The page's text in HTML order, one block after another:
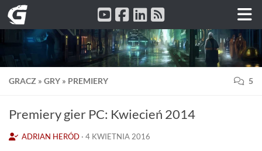
Przeskocz do treści
GRACZ » GRY » PREMIERY 5
Premiery gier PC: Kwiecień 2014
ADRIAN HERÓD · 4 KWIETNIA 2016